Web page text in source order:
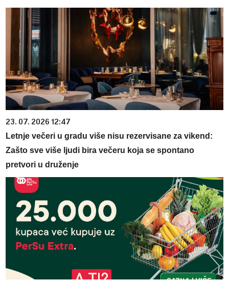
23. 07. 2026 12:47
Letnje večeri u gradu više nisu rezervisane za vikend:
Zašto sve više ljudi bira večeru koja se spontano
pretvori u druženje